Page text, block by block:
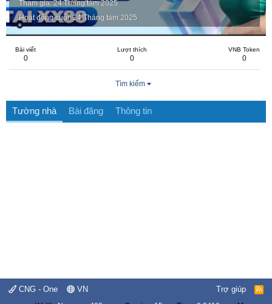
Tham gia 24 Tháng tám 2025
Hoạt động cuối 24 Tháng tám 2025
Bài viết
0
Lượt thích
0
VNB Token
0
Tìm kiếm
Tường nhà Bài đăng Thông tin
CNG - One VN Trợ giúp
R